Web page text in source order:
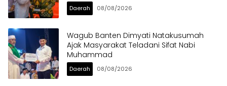
Daerah 08/08/2026
Wagub Banten Dimyati Natakusumah
Ajak Masyarakat Teladani Sifat Nabi
Muhammad
Daerah 08/08/2026